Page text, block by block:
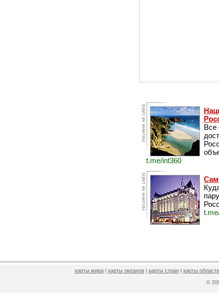
Все
t.me/int360
карты мира| карты океанов| карты стран| карты
©